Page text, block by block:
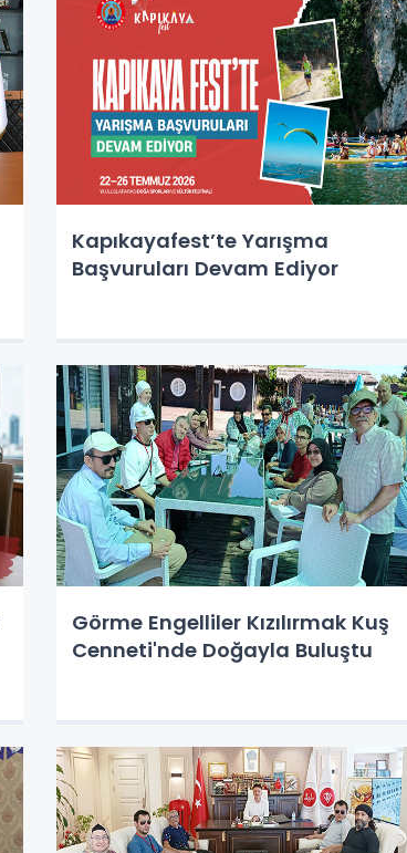
Kapıkayafest’te Yarışma
Başvuruları Devam Ediyor
Görme Engelliler Kızılırmak Kuş
Cenneti'nde Doğayla Buluştu